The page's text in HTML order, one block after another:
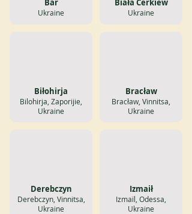
Bar
Ukraine
Biłohirja
Bilohirja, Zaporijie,
Ukraine
Derebczyn
Derebczyn, Vinnitsa,
Ukraine
Biała Cerkiew
Ukraine
Bracław
Bracław, Vinnitsa,
Ukraine
Izmaił
Izmaïl, Odessa,
Ukraine